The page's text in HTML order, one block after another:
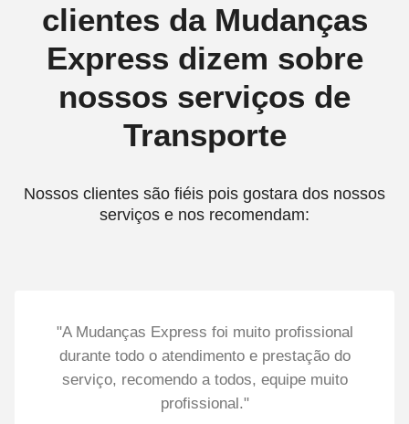
clientes da Mudanças
Express dizem sobre
nossos serviços de
Transporte
Nossos clientes são fiéis pois gostara dos nossos
serviços e nos recomendam:
"A Mudanças Express foi muito profissional
durante todo o atendimento e prestação do
serviço, recomendo a todos, equipe muito
profissional."